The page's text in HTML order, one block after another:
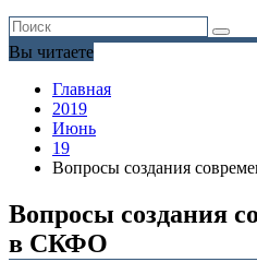
Вы читаете
Главная
2019
Июнь
19
Вопросы создания
Вопросы создания
в СКФО